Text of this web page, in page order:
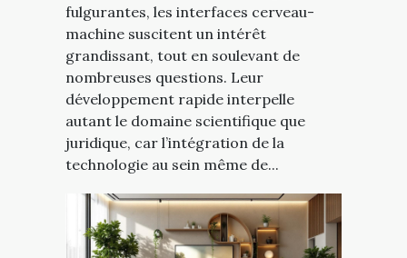
fulgurantes, les interfaces cerveau-
machine suscitent un intérêt
grandissant, tout en soulevant de
nombreuses questions. Leur
développement rapide interpelle
autant le domaine scientifique que
juridique, car l’intégration de la
technologie au sein même de...